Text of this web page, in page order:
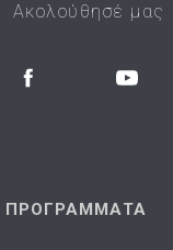
Ακολούθησέ μας
ΠΡΟΓΡΑΜΜΑΤΑ